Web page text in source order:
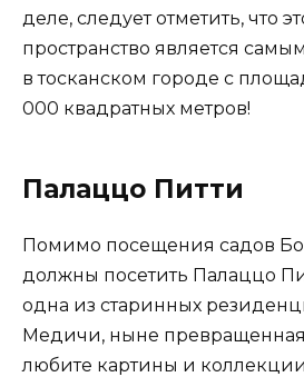
деле, следует отметить, что
пространство является
в тосканском городе с
000 квадратных метров!
Палаццо Питти
Помимо посещения садов
должны посетить Палаццо
одна из старинных
Медичи, ныне
любите картины и